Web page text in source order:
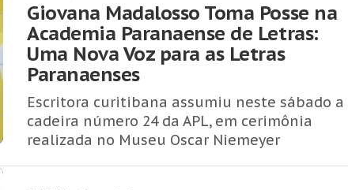
Giovana Madalosso Toma Posse na
Academia Paranaense de Letras:
Uma Nova Voz para as Letras
Paranaenses
Escritora curitibana assumiu neste sábado a
cadeira número 24 da APL, em cerimônia
realizada no Museu Oscar Niemeyer